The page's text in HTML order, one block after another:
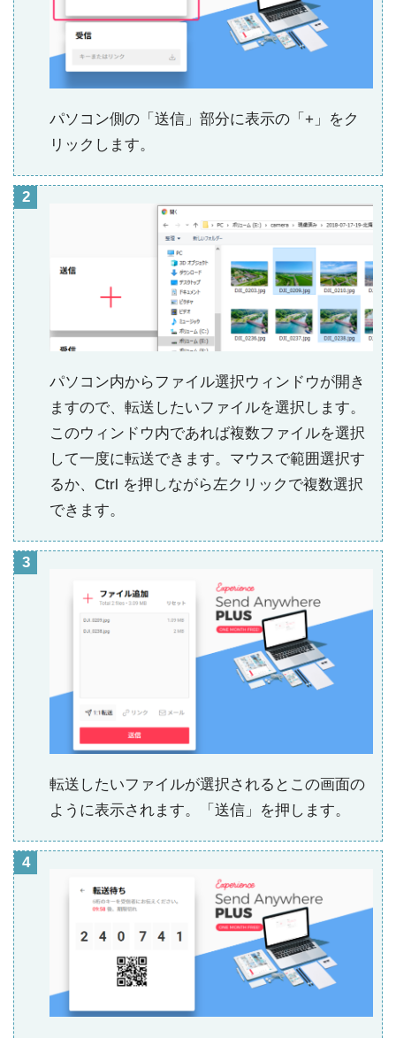
パソコン側の「送信」部分に表示の「+」をク
リックします。
パソコン内からファイル選択ウィンドウが開き
ますので、転送したいファイルを選択します。
このウィンドウ内であれば複数ファイルを選択
して一度に転送できます。マウスで範囲選択す
るか、Ctrl を押しながら左クリックで複数選択
できます。
転送したいファイルが選択されるとこの画面の
ように表示されます。「送信」を押します。